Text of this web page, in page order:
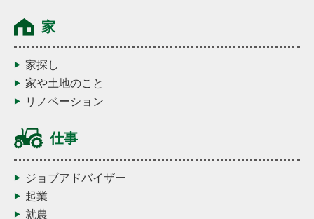
家
家探し
家や土地のこと
リノベーション
仕事
ジョブアドバイザー
起業
就農